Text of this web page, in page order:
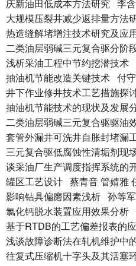
庆新油田低成本方法研究 李
大规模压裂井减少返排量方法
热造缝解堵增注技术研究及应
二类油层弱碱三元复合驱分
浅析采油工程中节约挖潜技术
抽油机节能改造关键技术 付
井下作业修井技术工艺措施探
抽油机节能技术的现状及发展
二类油层弱碱三元复合驱驱
套管外漏井可洗井自胀封堵漏
三元复合驱低腐蚀性清垢剂现
谈采油厂生产调度指挥系统的
罐区工艺设计 蔡青音 管婧雅
影响钻具偏磨因素浅析 孙等军
氯化钙脱水装置应用效果分析
基于RTDB的工艺偏差报表的
浅谈故障诊断法在轧机维护中
往复式压缩机十字头及其活塞